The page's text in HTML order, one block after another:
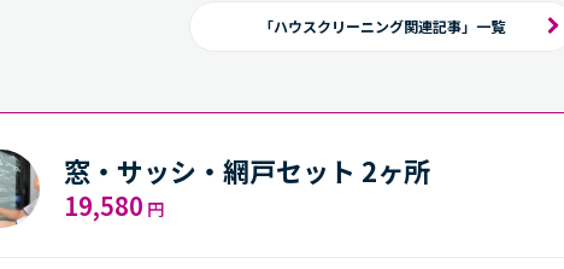
「ハウスクリーニング関連記事」一覧
窓・サッシ・網戸セット 2ヶ所
19,580 円